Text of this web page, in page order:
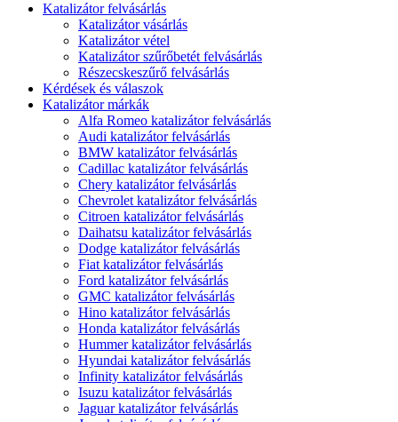
Katalizátor felvásárlás
Katalizátor vásárlás
Katalizátor vétel
Katalizátor szűrőbetét felvásárlás
Részecskeszűrő felvásárlás
Kérdések és válaszok
Katalizátor márkák
Alfa Romeo katalizátor felvásárlás
Audi katalizátor felvásárlás
BMW katalizátor felvásárlás
Cadillac katalizátor felvásárlás
Chery katalizátor felvásárlás
Chevrolet katalizátor felvásárlás
Citroen katalizátor felvásárlás
Daihatsu katalizátor felvásárlás
Dodge katalizátor felvásárlás
Fiat katalizátor felvásárlás
Ford katalizátor felvásárlás
GMC katalizátor felvásárlás
Hino katalizátor felvásárlás
Honda katalizátor felvásárlás
Hummer katalizátor felvásárlás
Hyundai katalizátor felvásárlás
Infinity katalizátor felvásárlás
Isuzu katalizátor felvásárlás
Jaguar katalizátor felvásárlás